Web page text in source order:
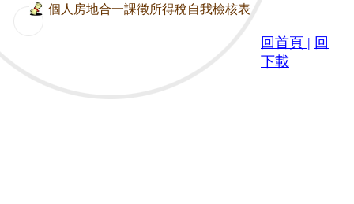
個人房地合一課徵所得稅自我檢核表
回首頁 | 回
下載